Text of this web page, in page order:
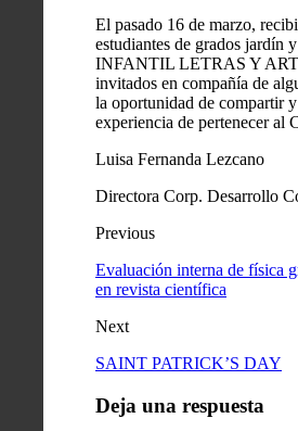
El pasado 16 de marzo,
estudiantes de grados jardín
INFANTIL LETRAS Y
invitados en compañía de
la oportunidad de compartir
experiencia de pertenecer al
Luisa Fernanda Lezcano
Directora Corp. Desarrollo
Previous
Evaluación interna de física
en revista científica
Next
SAINT PATRICK’S DAY
Deja una respuesta